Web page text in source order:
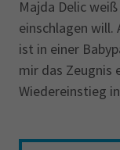
Majda Delic
einschlagen
ist in einer
mir das Zeugnis
Wiedereinstieg